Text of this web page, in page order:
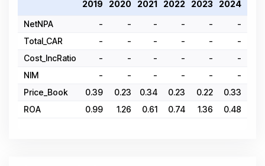
2019
2020
2021
2022
2023
2024
NetNPA
- - - - -
-
Total_CAR
- - - - -
-
Cost_IncRatio
- - - - -
-
NIM
- - - - -
-
Price_Book
0.39 0.23 0.34 0.23 0.22 0.33
ROA
0.99 1.26 0.61 0.74 1.36 0.48